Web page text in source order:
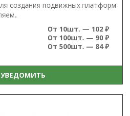
создания подвижных платформ
От 10шт. — 102 ₽
От 100шт. — 90 ₽
От 500шт. — 84 ₽
УВЕДОМИТЬ